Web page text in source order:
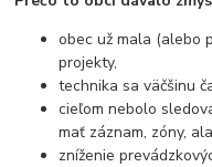
obec už mala (alebo
projekty,
technika sa väčšinu
cieľom nebolo
mať záznam, zóny,
zníženie